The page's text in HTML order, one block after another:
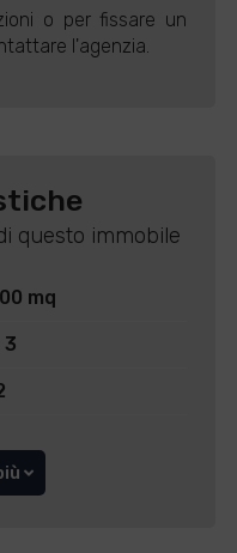
o per fissare un
l'agenzia.
questo immobile
mq
3